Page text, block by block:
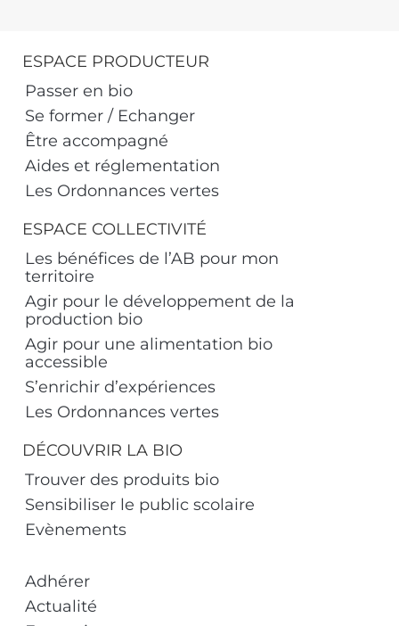
ESPACE PRODUCTEUR
Passer en bio
Se former / Echanger
Être accompagné
Aides et réglementation
Les Ordonnances vertes
ESPACE COLLECTIVITÉ
Les bénéfices de l’AB pour mon
territoire
Agir pour le développement de la
production bio
Agir pour une alimentation bio
accessible
S’enrichir d’expériences
Les Ordonnances vertes
DÉCOUVRIR LA BIO
Trouver des produits bio
Sensibiliser le public scolaire
Evènements
Adhérer
Actualité